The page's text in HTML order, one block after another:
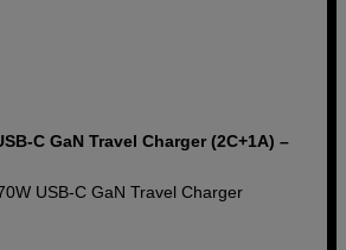
C GaN Travel Charger (2C+1A) –
USB-C GaN Travel Charger